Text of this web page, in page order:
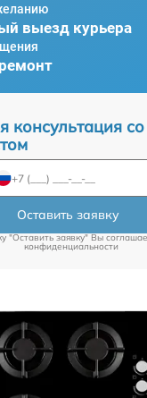
выезд курьера
консультация со
Оставить заявку
"Оставить заявку" Вы
конфиденциальности